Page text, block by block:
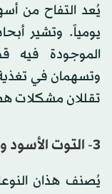
يُعد التفاح من
يومياً. وتشير
الموجودة فيه
وتسهمان في تغذية
تقللان مشكلات
3- التوت الأسود وتوت العليق
يُصنف هذان